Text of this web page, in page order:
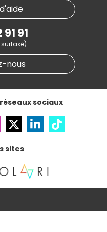
91
nous
sociaux
sites